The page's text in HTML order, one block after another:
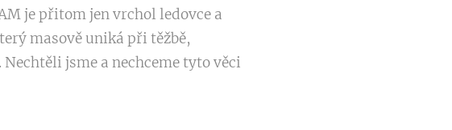
je přitom jen vrchol ledovce a
masově uniká při těžbě,
jsme a nechceme tyto věci